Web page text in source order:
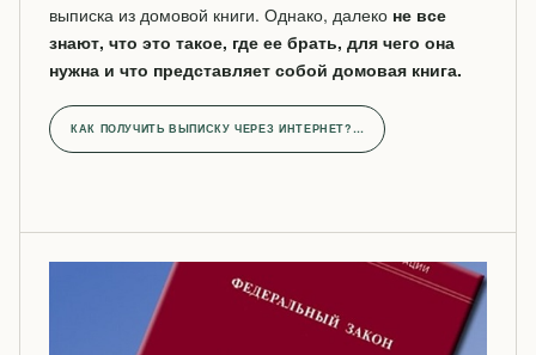
выписка из домовой книги. Однако, далеко не все
знают, что это такое, где ее брать, для чего она
нужна и что представляет собой домовая книга.
КАК ПОЛУЧИТЬ ВЫПИСКУ ЧЕРЕЗ ИНТЕРНЕТ?…